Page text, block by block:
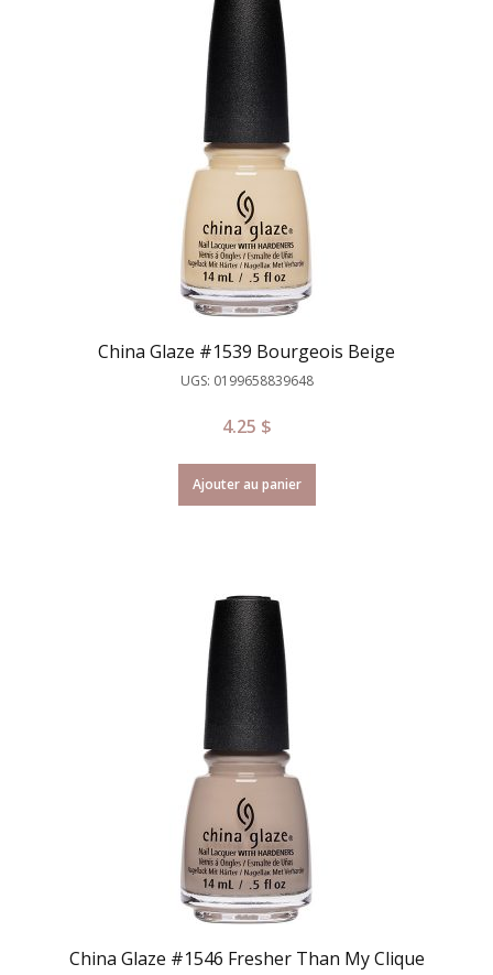
China Glaze #1539 Bourgeois Beige
UGS: 0199658839648
4.25 $
Ajouter au panier
China Glaze #1546 Fresher Than My Clique